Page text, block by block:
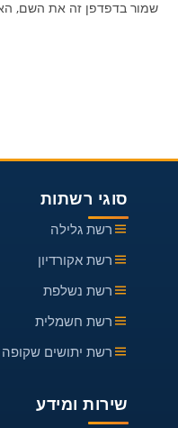
כדי
שמור בדפדפן זה את השם,
סוגי רשתות
רשת גלילה
רשת אקורדיון
רשת נשלפת
רשת חשמלית
רשת יתושים שקופה
שירות ומידע